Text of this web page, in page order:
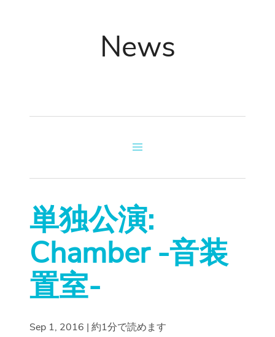
News
単独公演:
Chamber -音装
置室-
Sep 1, 2016 | 約1分で読めます